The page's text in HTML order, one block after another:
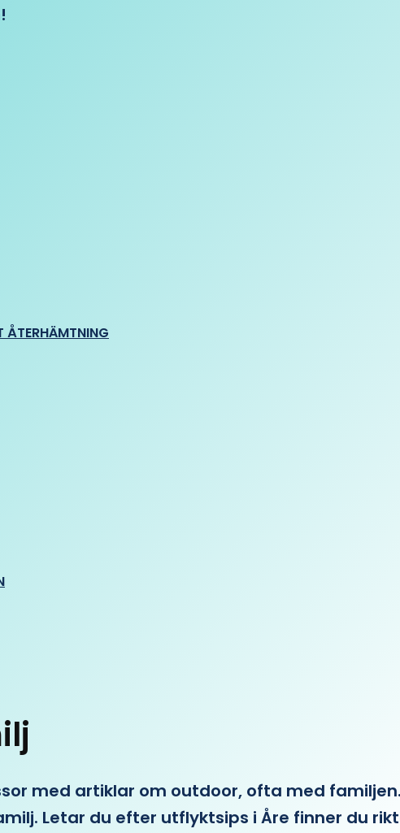
ÅTERHÄMTNING
med artiklar om outdoor, ofta med
Letar du efter utflyktsips i Åre finner du